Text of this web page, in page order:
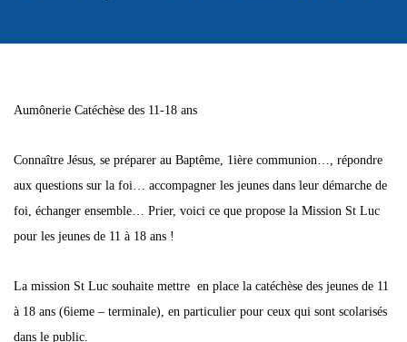
Aumônerie Catéchèse des 11-18 ans
Connaître Jésus, se préparer au Baptême, 1ière communion…, répondre
aux questions sur la foi… accompagner les jeunes dans leur démarche de
foi, échanger ensemble… Prier, voici ce que propose la Mission St Luc
pour les jeunes de 11 à 18 ans !
La mission St Luc souhaite mettre en place la catéchèse des jeunes de 11
à 18 ans (6ieme – terminale), en particulier pour ceux qui sont scolarisés
dans le public.